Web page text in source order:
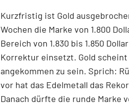
Kurzfristig ist Gold
Wochen die Marke von 1.800
Bereich von 1.830 bis 1.850
Korrektur einsetzt. Gold
angekommen zu sein. Sprich:
vor hat das Edelmetall das
Danach dürfte die runde Marke